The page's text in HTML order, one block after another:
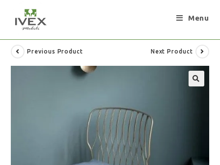
Menu
Previous Product Next Product